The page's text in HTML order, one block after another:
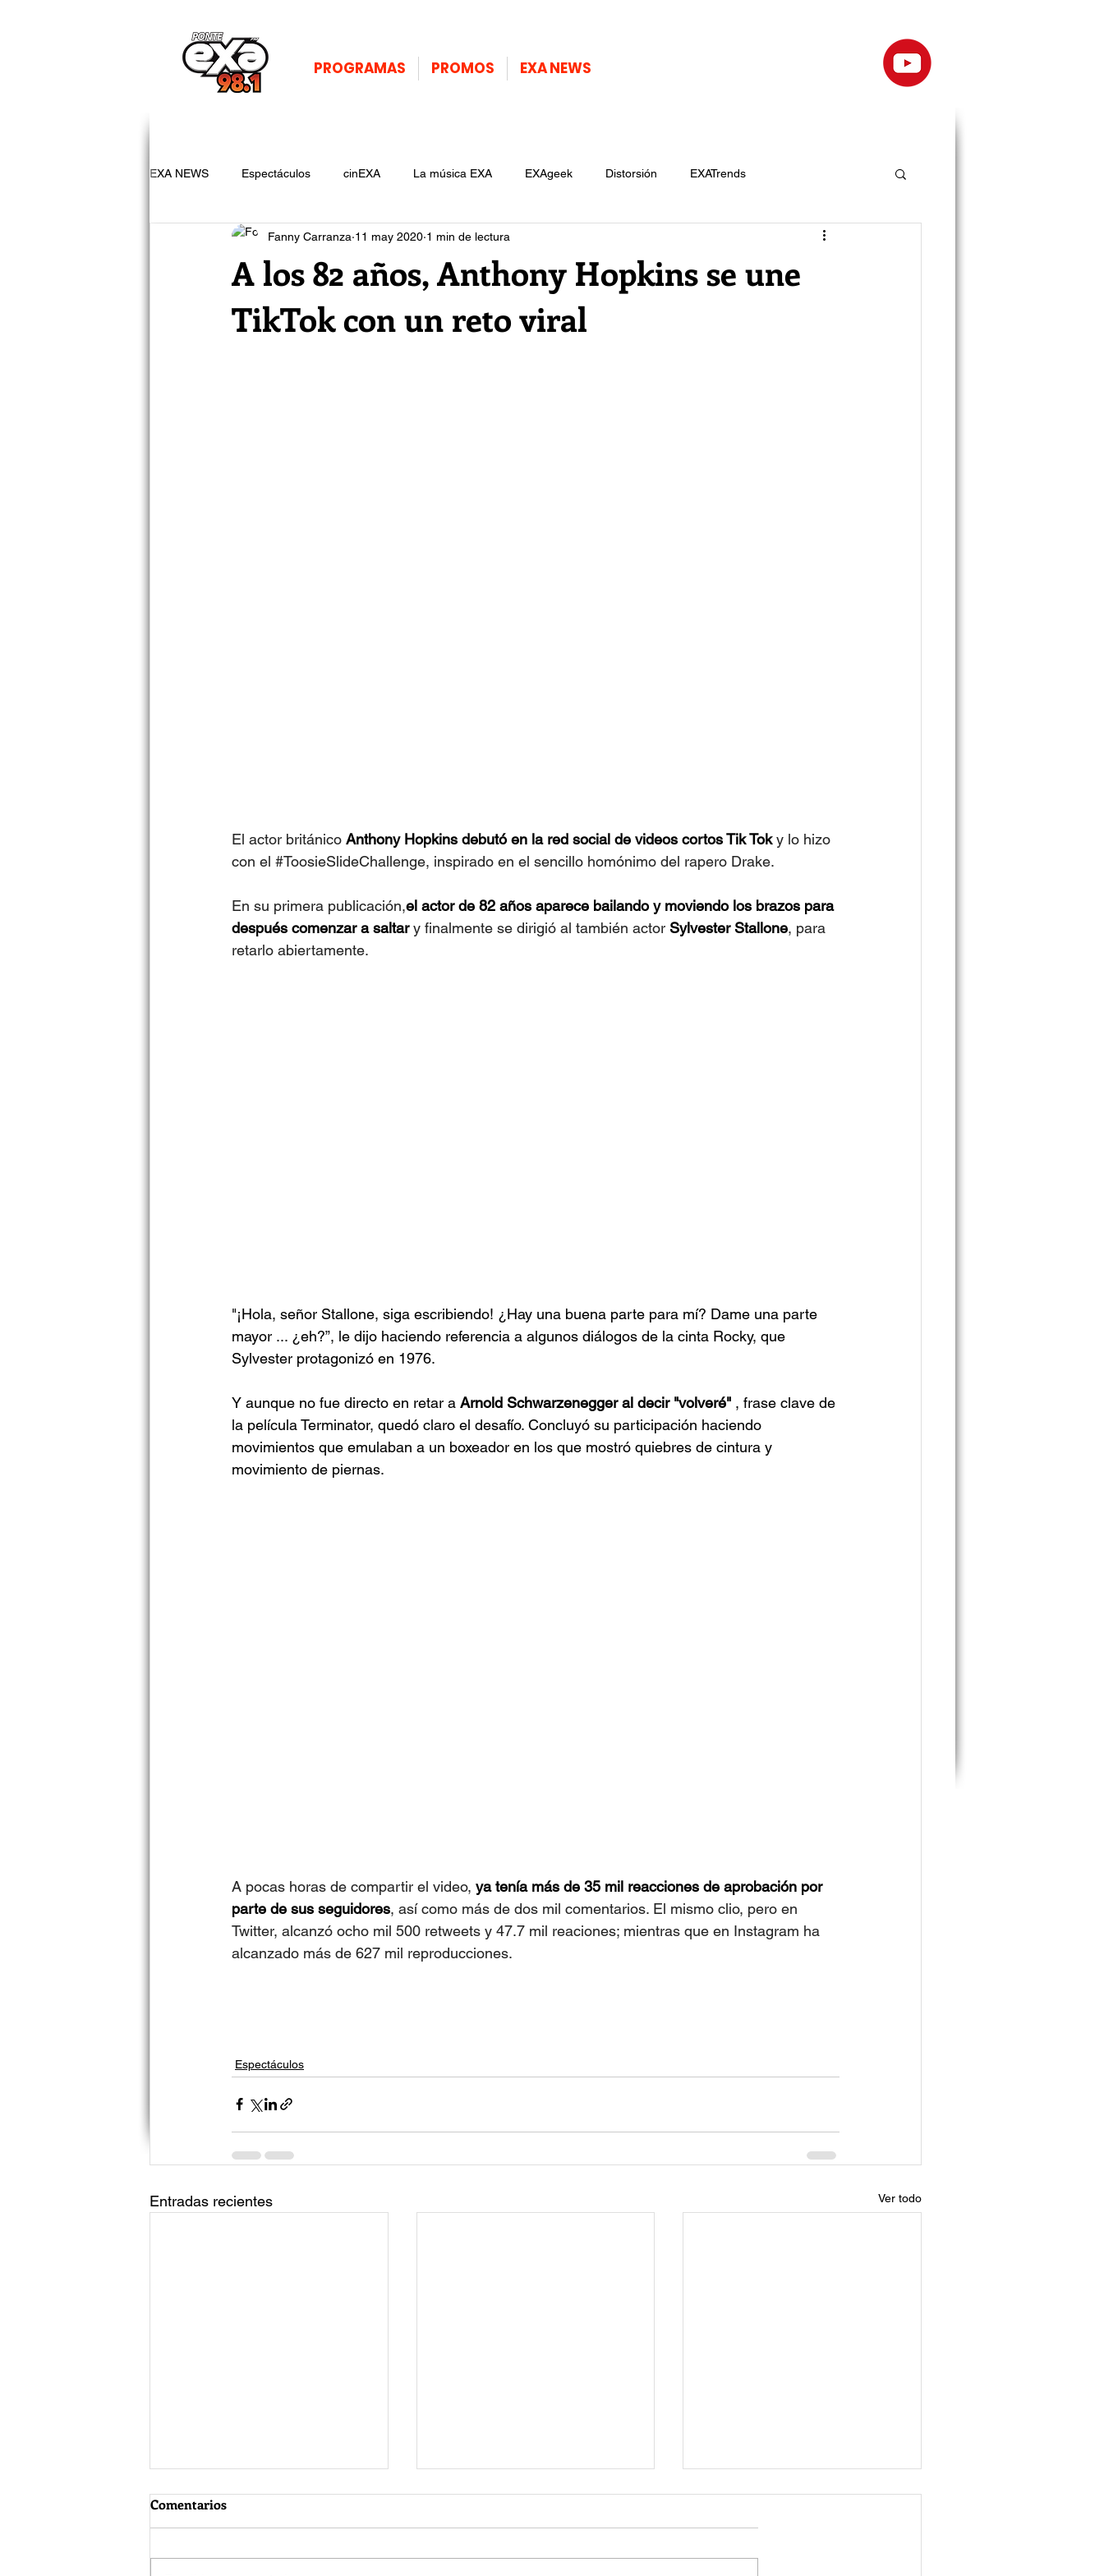
PROGRAMAS PROMOS EXA NEWS
EXA NEWS Espectáculos cinEXA La música EXA EXAgeek Distorsión EXATrends
A los 82 años, Anthony Hopkins se une
TikTok con un reto viral
Fanny Carranza 11 may 2020 1 min de lectura
El actor británico Anthony Hopkins debutó en la red social de videos cortos Tik Tok y lo hizo
con el #ToosieSlideChallenge, inspirado en el sencillo homónimo del rapero Drake.
En su primera publicación,el actor de 82 años aparece bailando y moviendo los brazos para
después comenzar a saltar y finalmente se dirigió al también actor Sylvester Stallone, para
retarlo abiertamente.
"¡Hola, señor Stallone, siga escribiendo! ¿Hay una buena parte para mí? Dame una parte
mayor ... ¿eh?”, le dijo haciendo referencia a algunos diálogos de la cinta Rocky, que
Sylvester protagonizó en 1976.
Y aunque no fue directo en retar a Arnold Schwarzenegger al decir "volveré" , frase clave de
la película Terminator, quedó claro el desafío. Concluyó su participación haciendo
movimientos que emulaban a un boxeador en los que mostró quiebres de cintura y
movimiento de piernas.
A pocas horas de compartir el video, ya tenía más de 35 mil reacciones de aprobación por
parte de sus seguidores, así como más de dos mil comentarios. El mismo clio, pero en
Twitter, alcanzó ocho mil 500 retweets y 47.7 mil reaciones; mientras que en Instagram ha
alcanzado más de 627 mil reproducciones.
Espectáculos
Entradas recientes Ver todo
Comentarios